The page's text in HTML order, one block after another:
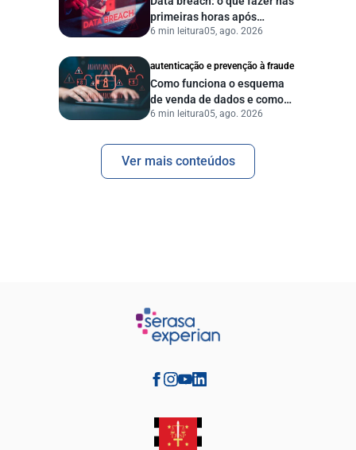
primeiras horas após
vazamento de dados?
6 min leitura05, ago. 2026
autenticação e prevenção à fraude
Como funciona o esquema
de venda de dados e como
proteger sua empresa?
6 min leitura05, ago. 2026
Ver mais conteúdos